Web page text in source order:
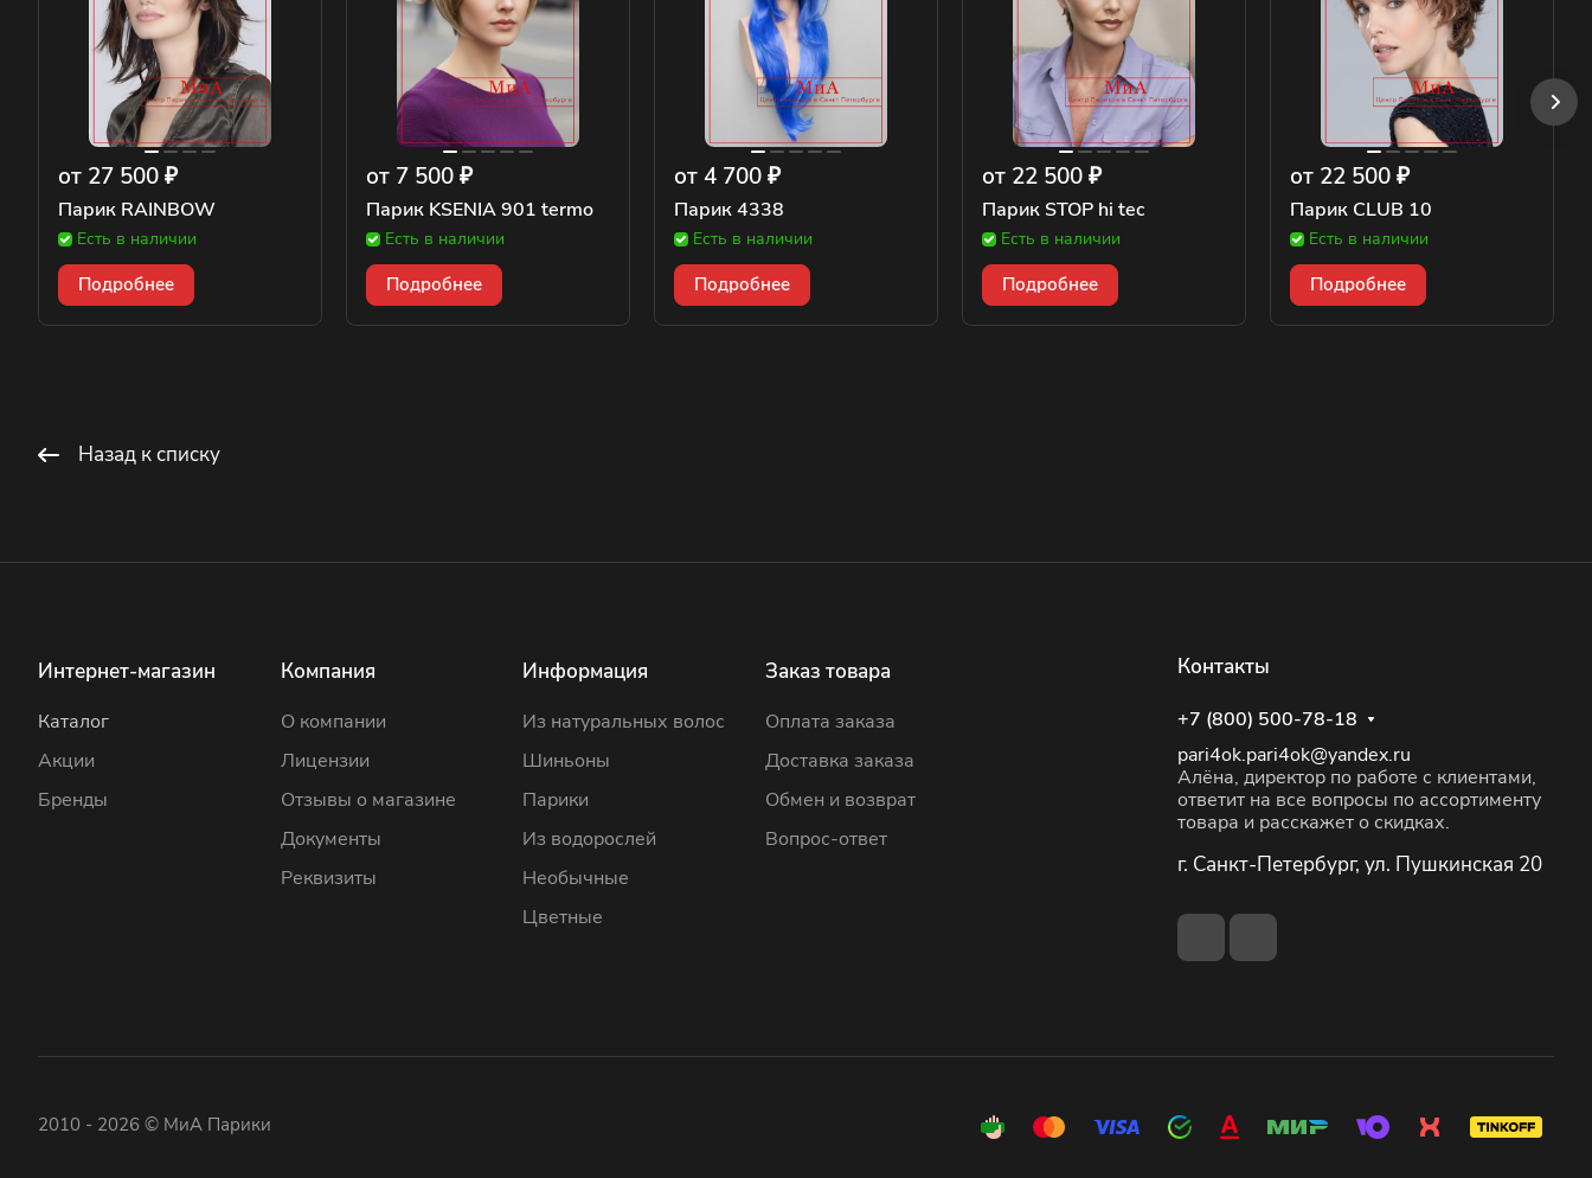
от 27 500 ₽
Парик RAINBOW
Есть в наличии
Подробнее
от 7 500 ₽
Парик KSENIA 901 termo
Есть в наличии
Подробнее
от 4 700 ₽
Парик 4338
Есть в наличии
Подробнее
от 22 500 ₽
Парик STOP hi tec
Есть в наличии
Подробнее
от 22 500 ₽
Парик CLUB 10
Есть в наличии
Подробнее
Назад к списку
Интернет-магазин
Каталог
Акции
Бренды
Компания
О компании
Лицензии
Отзывы о магазине
Документы
Реквизиты
Информация
Из натуральных волос
Шиньоны
Парики
Из водорослей
Необычные
Цветные
Заказ товара
Оплата заказа
Доставка заказа
Обмен и возврат
Вопрос-ответ
Контакты
+7 (800) 500-78-18
pari4ok.pari4ok@yandex.ru
Алёна, директор по работе с клиентами,
ответит на все вопросы по ассортименту
товара и расскажет о скидках.
г. Санкт-Петербург, ул. Пушкинская 20
2010 - 2026 © МиА Парики